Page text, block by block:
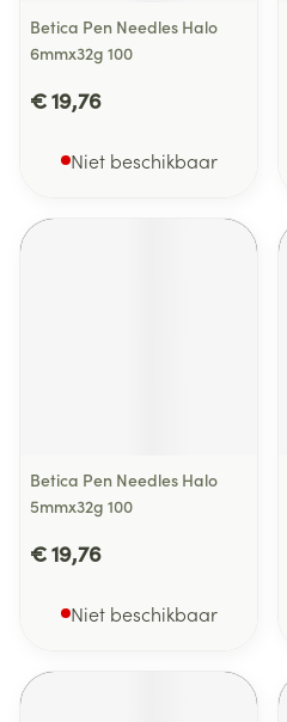
Betica Pen Needles Halo
6mmx32g 100
€ 19,76
Niet beschikbaar
Betica Pen Needles Halo
5mmx32g 100
€ 19,76
Niet beschikbaar